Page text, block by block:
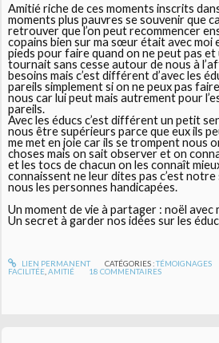
Amitié riche de ces moments inscrits
moments plus pauvres se souvenir que
retrouver que l’on peut recommencer
copains bien sur ma sœur était avec moi
pieds pour faire quand on ne peut pas et
tournait sans cesse autour de nous à
besoins mais c’est différent d’avec les
pareils simplement si on ne peux pas
nous car lui peut mais autrement pour
pareils.
Avec les éducs c’est différent un petit
nous être supérieurs parce que eux ils
me met en joie car ils se trompent nous
choses mais on sait observer et on
et les tocs de chacun on les connaît
connaissent ne leur dites pas c’est
nous les personnes handicapées.
Un moment de vie à partager : noël avec
Un secret à garder nos idées sur les
LIEN PERMANENT CATÉGORIES :TÉMOIGNAGES
FACILITÉE,AMITIÉ 18 COMMENTAIRES